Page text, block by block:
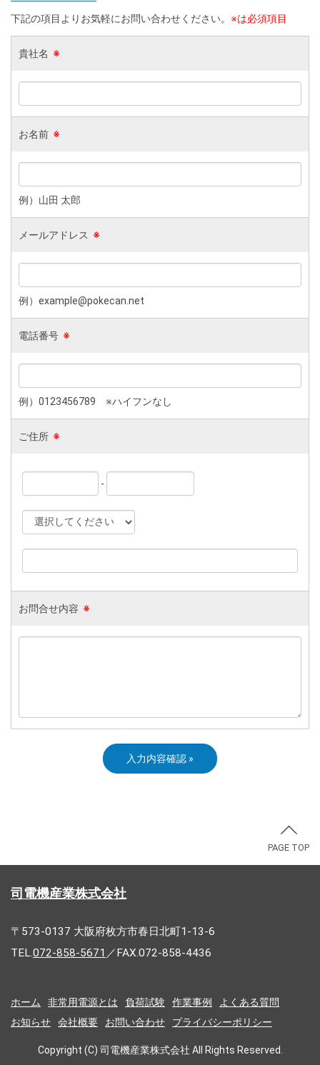
下記の項目よりお気軽にお問い合わせください。 ※は必須項目
貴社名 ※
お名前 ※
例）山田 太郎
メールアドレス ※
例）example@pokecan.net
電話番号 ※
例）0123456789 ※ハイフンなし
ご住所 ※
-
お問合せ内容 ※
PAGE TOP
司電機産業株式会社
〒573-0137 大阪府枚方市春日北町1-13-6
TEL.072-858-5671 ／FAX.072-858-4436
ホーム 非常用電源とは 負荷試験 作業事例
よくある質問
お知らせ
会社概要 お問い合わせ プライバシーポリシー
Copyright (C) 司電機産業株式会社 All Rights Reserved.